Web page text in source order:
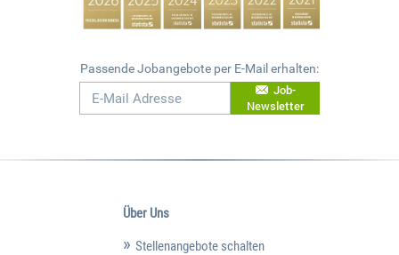
Passende Jobangebote per E-Mail erhalten:
Job-
Newsletter
Über Uns
Stellenangebote schalten